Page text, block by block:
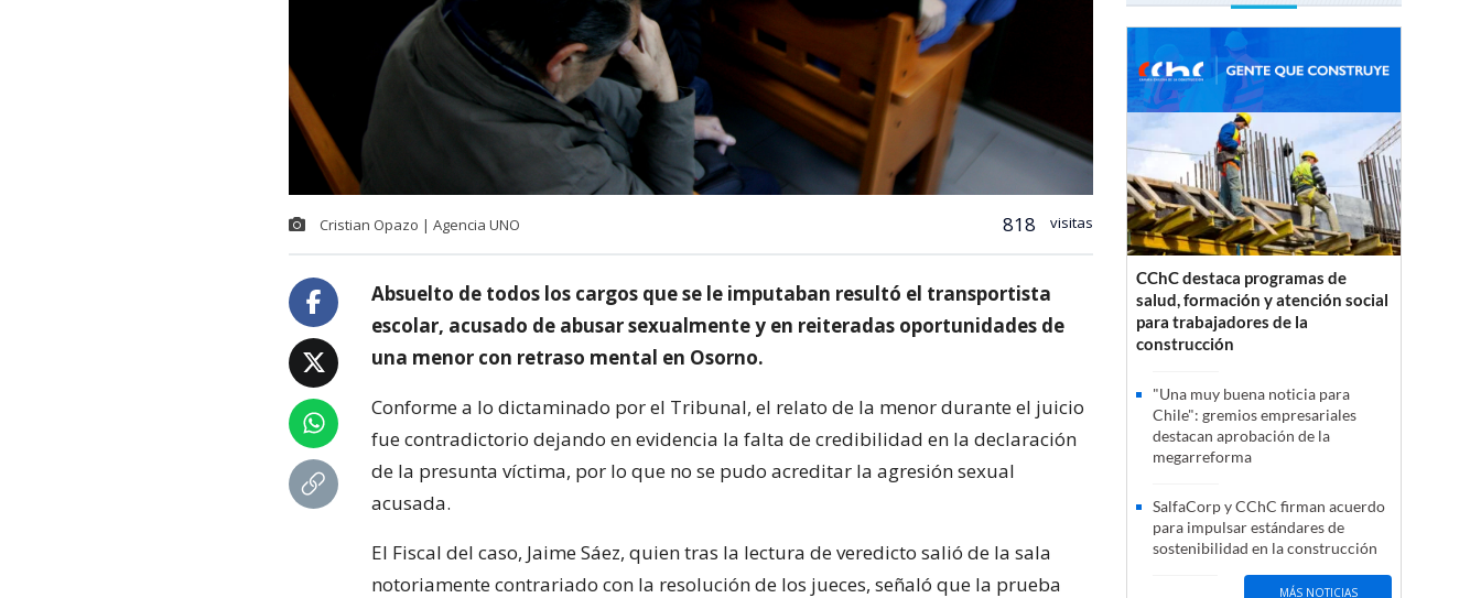
Cristian Opazo | Agencia UNO 818 visitas
Absuelto de todos los cargos que se le imputaban resultó el transportista
escolar, acusado de abusar sexualmente y en reiteradas oportunidades de
una menor con retraso mental en Osorno.
Conforme a lo dictaminado por el Tribunal, el relato de la menor durante el juicio
fue contradictorio dejando en evidencia la falta de credibilidad en la declaración
de la presunta víctima, por lo que no se pudo acreditar la agresión sexual
acusada.
El Fiscal del caso, Jaime Sáez, quien tras la lectura de veredicto salió de la sala
notoriamente contrariado con la resolución de los jueces, señaló que la prueba
CChC destaca programas de
salud, formación y atención social
para trabajadores de la
construcción
"Una muy buena noticia para
Chile": gremios empresariales
destacan aprobación de la
megarreforma
SalfaCorp y CChC firman acuerdo
para impulsar estándares de
sostenibilidad en la construcción
MÁS NOTICIAS